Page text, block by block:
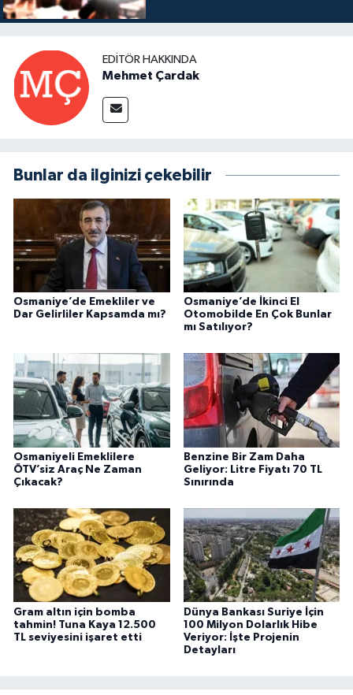
EDITÖR HAKKINDA
Mehmet Çardak
Bunlar da ilginizi çekebilir
Osmaniye’de Emekliler ve
Dar Gelirliler Kapsamda mı?
Osmaniye’de İkinci El
Otomobilde En Çok Bunlar
mı Satılıyor?
Osmaniyeli Emeklilere
ÖTV’siz Araç Ne Zaman
Çıkacak?
Benzine Bir Zam Daha
Geliyor: Litre Fiyatı 70 TL
Sınırında
Gram altın için bomba
tahmin! Tuna Kaya 12.500
TL seviyesini işaret etti
Dünya Bankası Suriye İçin
100 Milyon Dolarlık Hibe
Veriyor: İşte Projenin
Detayları